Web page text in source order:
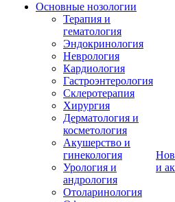
Основные нозологии
Терапия и
гематология
Эндокринология
Неврология
Кардиология
Гастроэнтерология
Склеротерапия
Хирургия
Дерматология и
косметология
Акушерство и
гинекология
Урология и
андрология
Отоларинология
и